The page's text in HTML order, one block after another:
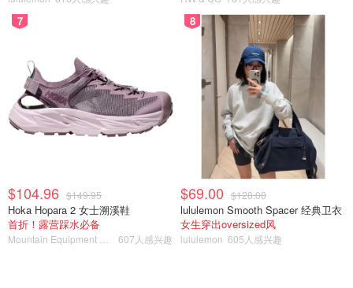
7
$104.96 $149.95
Hoka Hopara 2 女士溯溪鞋
首折！露营踩水必备
607人感兴趣
8
$69.00 $128.00
lululemon Smooth Spacer 经典卫衣
女生穿出oversized风
lululemon 605人感兴趣